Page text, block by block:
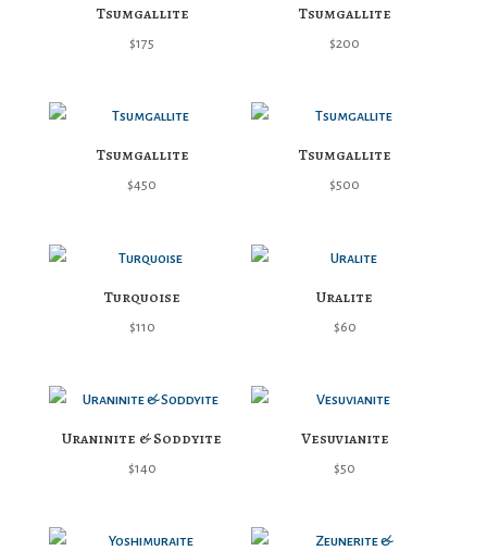
Tsumgallite
$175
Tsumgallite
$200
Tsumgallite
$450
Tsumgallite
$500
Turquoise
$110
Uralite
$60
Uraninite & Soddyite
$140
Vesuvianite
$50